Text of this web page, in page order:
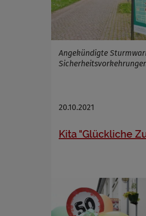
Angekündigte
20.10.2021
Kita "Glückliche